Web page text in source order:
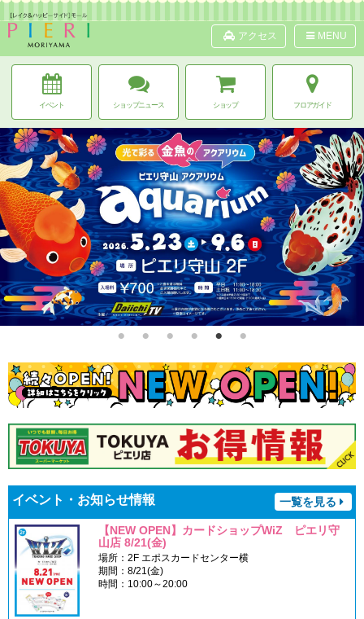
アクセス MENU
イベント ショップニュース ショップ フロアガイド
イベント・お知らせ情報 一覧を見る
【NEW OPEN】カードショップWiZ ピエリ守
山店 8/21(金)
場所：2F エポスカードセンター横
期間：8/21(金)
時間：10:00～20:00